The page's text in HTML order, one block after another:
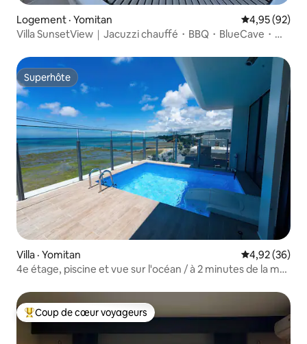
Logement · Yomitan Note
4,95 (92)
Villa SunsetView｜Jacuzzi chauffé・BBQ・BlueCave・
Superhôte
Superhôte
Villa · Yomitan Note
4,92 (36)
4e étage, piscine et vue sur l'océan / à 2 minutes de la mer
Coup de cœur voyageurs parmi les plus aimés
Coup de cœur voyageurs